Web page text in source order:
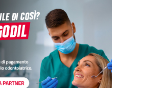
pazienti nel modo giusto
Estetica.